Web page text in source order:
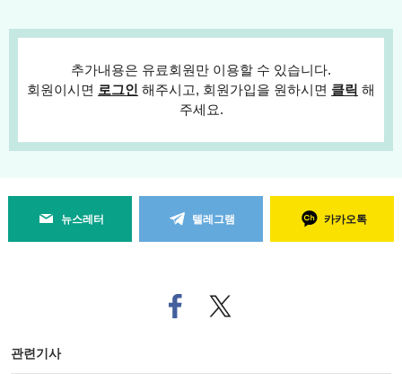
추가내용은 유료회원만 이용할 수 있습니다.
회원이시면 로그인 해주시고, 회원가입을 원하시면 클릭 해
주세요.
뉴스레터 텔레그램 카카오톡
페
이
트위
터로
관련기사